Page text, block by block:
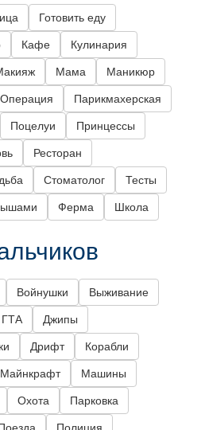
Готовить еду
Кафе Кулинария
Мама Маникюр
Операция Парикмахерская
Поцелуи Принцессы
Ресторан
Стоматолог Тесты
Ферма Школа
Войнушки Выживание
ГТА Джипы
Дрифт Корабли
Майнкрафт Машины
Охота Парковка